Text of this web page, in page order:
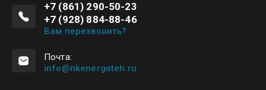
+7 (861) 290-50-23
+7 (928) 884-88-46
Вам перезвонить?
Почта:
info@nkenergoteh.ru